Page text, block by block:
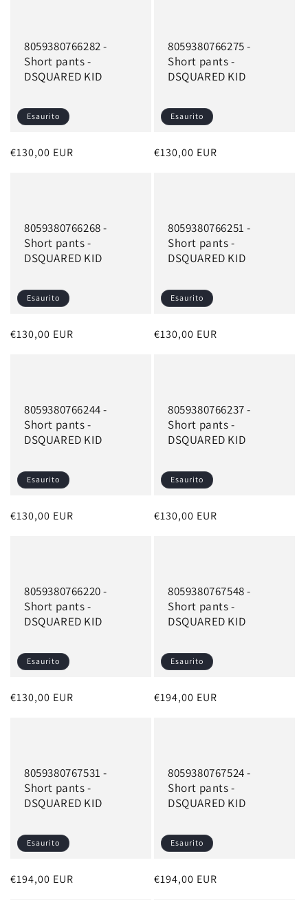
8059380766282 -
Short pants -
DSQUARED KID
Esaurito
Prezzo
€130,00 EUR
8059380766275 -
Short pants -
DSQUARED KID
Esaurito
Prezzo
€130,00 EUR
8059380766268 -
Short pants -
DSQUARED KID
Esaurito
Prezzo
€130,00 EUR
8059380766251 -
Short pants -
DSQUARED KID
Esaurito
Prezzo
€130,00 EUR
8059380766244 -
Short pants -
DSQUARED KID
Esaurito
Prezzo
€130,00 EUR
8059380766237 -
Short pants -
DSQUARED KID
Esaurito
Prezzo
€130,00 EUR
8059380766220 -
Short pants -
DSQUARED KID
Esaurito
Prezzo
€130,00 EUR
8059380767548 -
Short pants -
DSQUARED KID
Esaurito
Prezzo
€194,00 EUR
8059380767531 -
Short pants -
DSQUARED KID
Esaurito
Prezzo
€194,00 EUR
8059380767524 -
Short pants -
DSQUARED KID
Esaurito
Prezzo
€194,00 EUR